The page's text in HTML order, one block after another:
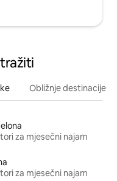
Obližnje destinacije
za mjesečni najam
za mjesečni najam